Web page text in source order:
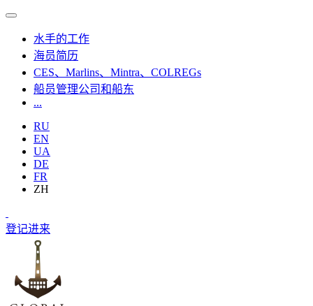
水手的工作
海员简历
CES、Marlins、Mintra、COLREGs
船员管理公司和船东
...
RU
EN
UA
DE
FR
ZH
登记进来